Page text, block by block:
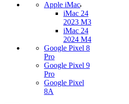
Apple iMac
iMac 24
2023 M3
iMac 24
2024 M4
Google Pixel 8
Pro
Google Pixel 9
Pro
Google Pixel
8A